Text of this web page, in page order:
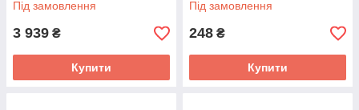
Під замовлення
3 939 ₴
Купити
Під замовлення
248 ₴
Купити